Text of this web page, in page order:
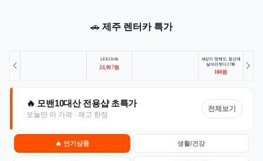
🚗 제주 렌터카 특가
🔥 모밴10대산 전용샵 초특가
오늘만 이 가격 · 재고 한정
전체보기
🔥 인기상품 생활/건강